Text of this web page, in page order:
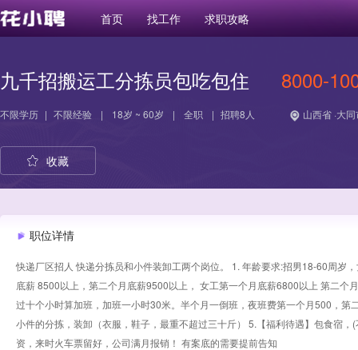
首页 找工作 求职攻略
九千招搬运工分拣员包吃包住 8000-
不限学历 | 不限经验 | 18岁 ~ 60岁 | 全职 | 招聘8人 山西省 ·大
收藏
职位详情
快递厂区招人 快递分拣员和小件装卸工两个岗位。 1. 年龄要求:招男18-60周岁
底薪 8500以上，第二个月底薪9500以上， 女工第一个月底薪6800以上 第二
过十个小时算加班，加班一小时30米。半个月一倒班，夜班费第一个月500，
小件的分拣，装卸（衣服，鞋子，最重不超过三十斤） 5.【福利待遇】包食宿
资，来时火车票留好，公司满月报销！ 有案底的需要提前告知